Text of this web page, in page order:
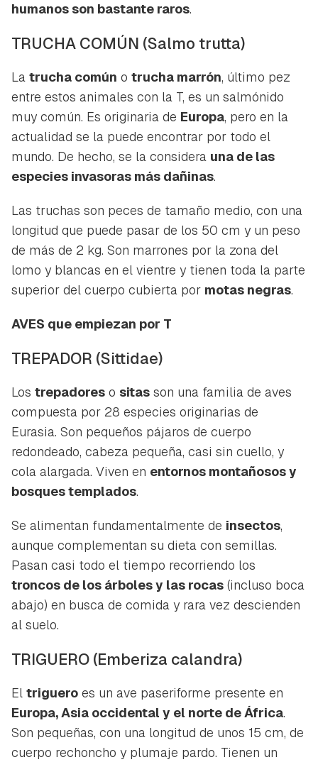
humanos son bastante raros.
TRUCHA COMÚN (Salmo trutta)
La trucha común o trucha marrón, último pez
entre estos animales con la T, es un salmónido
muy común. Es originaria de Europa, pero en la
actualidad se la puede encontrar por todo el
mundo. De hecho, se la considera una de las
especies invasoras más dañinas.
Las truchas son peces de tamaño medio, con una
longitud que puede pasar de los 50 cm y un peso
de más de 2 kg. Son marrones por la zona del
lomo y blancas en el vientre y tienen toda la parte
superior del cuerpo cubierta por motas negras.
AVES que empiezan por T
TREPADOR (Sittidae)
Los trepadores o sitas son una familia de aves
compuesta por 28 especies originarias de
Eurasia. Son pequeños pájaros de cuerpo
redondeado, cabeza pequeña, casi sin cuello, y
cola alargada. Viven en entornos montañosos y
bosques templados.
Se alimentan fundamentalmente de insectos,
aunque complementan su dieta con semillas.
Pasan casi todo el tiempo recorriendo los
troncos de los árboles y las rocas (incluso boca
abajo) en busca de comida y rara vez descienden
al suelo.
TRIGUERO (Emberiza calandra)
El triguero es un ave paseriforme presente en
Europa, Asia occidental y el norte de África.
Son pequeñas, con una longitud de unos 15 cm, de
cuerpo rechoncho y plumaje pardo. Tienen un